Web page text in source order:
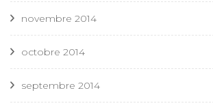
novembre 2014
octobre 2014
septembre 2014